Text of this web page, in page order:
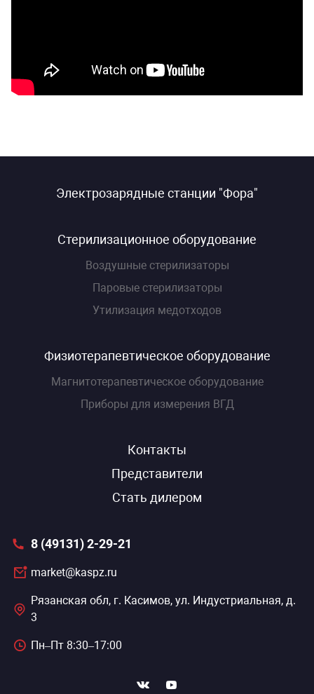
Электрозарядные станции "Фора"
Стерилизационное оборудование
Воздушные стерилизаторы
Паровые стерилизаторы
Утилизация медотходов
Физиотерапевтическое оборудование
Магнитотерапевтическое оборудование
Приборы для измерения ВГД
Контакты
Представители
Стать дилером
8 (49131) 2-29-21
market@kaspz.ru
Рязанская обл, г. Касимов, ул. Индустриальная, д.
3
Пн–Пт 8:30–17:00